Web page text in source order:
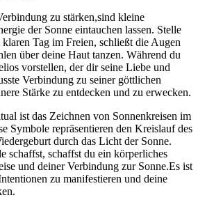
zu stärken,sind kleine
der⁤ Sonne eintauchen lassen. Stelle
Tag im Freien,‍ schließt die Augen
über deine Haut tanzen. ⁣Während du
vorstellen, ⁤der‌ dir seine Liebe und
Verbindung zu seiner göttlichen
Stärke zu entdecken und zu erwecken.
ist das Zeichnen von​ Sonnenkreisen im
Symbole repräsentieren den‍ Kreislauf des​
durch das Licht der Sonne.
schaffst, schaffst du ein körperliches
und deiner Verbindung zur Sonne.Es ist
zu manifestieren ​und deine